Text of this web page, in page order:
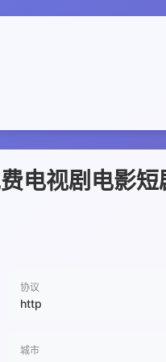
电视剧电影短
协议
http
城市